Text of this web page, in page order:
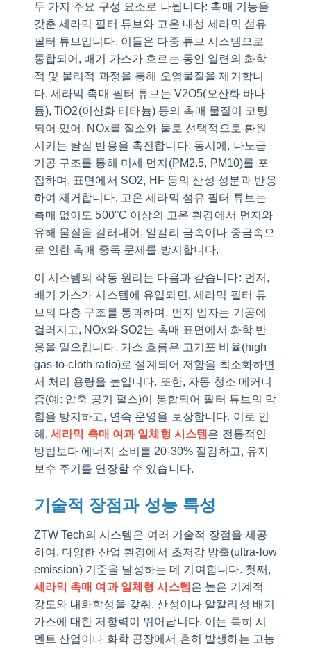
두 가지 주요 구성 요소로 나뉩니다: 촉매 기능을
갖춘 세라믹 필터 튜브와 고온 내성 세라믹 섬유
필터 튜브입니다. 이들은 다중 튜브 시스템으로
통합되어, 배기 가스가 흐르는 동안 일련의 화학
적 및 물리적 과정을 통해 오염물질을 제거합니
다. 세라믹 촉매 필터 튜브는 V2O5(오산화 바나
듐), TiO2(이산화 티타늄) 등의 촉매 물질이 코팅
되어 있어, NOx를 질소와 물로 선택적으로 환원
시키는 탈질 반응을 촉진합니다. 동시에, 나노급
기공 구조를 통해 미세 먼지(PM2.5, PM10)를 포
집하며, 표면에서 SO2, HF 등의 산성 성분과 반응
하여 제거합니다. 고온 세라믹 섬유 필터 튜브는
촉매 없이도 500°C 이상의 고온 환경에서 먼지와
유해 물질을 걸러내어, 알칼리 금속이나 중금속으
로 인한 촉매 중독 문제를 방지합니다.
이 시스템의 작동 원리는 다음과 같습니다: 먼저,
배기 가스가 시스템에 유입되면, 세라믹 필터 튜
브의 다층 구조를 통과하며, 먼지 입자는 기공에
걸러지고, NOx와 SO2는 촉매 표면에서 화학 반
응을 일으킵니다. 가스 흐름은 고기포 비율(high
gas-to-cloth ratio)로 설계되어 저항을 최소화하면
서 처리 용량을 높입니다. 또한, 자동 청소 메커니
즘(예: 압축 공기 펄스)이 통합되어 필터 튜브의 막
힘을 방지하고, 연속 운영을 보장합니다. 이로 인
해, 세라믹 촉매 여과 일체형 시스템 은 전통적인
방법보다 에너지 소비를 20-30% 절감하고, 유지
보수 주기를 연장할 수 있습니다.
기술적 장점과 성능 특성
ZTW Tech의 시스템은 여러 기술적 장점을 제공
하여, 다양한 산업 환경에서 초저감 방출(ultra-low
emission) 기준을 달성하는 데 기여합니다. 첫째,
세라믹 촉매 여과 일체형 시스템 은 높은 기계적
강도와 내화학성을 갖춰, 산성이나 알칼리성 배기
가스에 대한 저항력이 뛰어납니다. 이는 특히 시
멘트 산업이나 화학 공장에서 흔히 발생하는 고농